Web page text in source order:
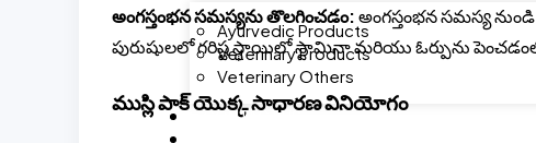
Ayurvedic Products
Veterinary Products
Veterinary Others
CONTACT US
అంగస్తంభన సమస్యను తొలగించడం:అంగస్తంభన సమస్య
పురుషులలో గరిష్ట స్థాయిలో స్టామినా మరియు ఓర్పును
ముస్లి పాక్ యొక్క సాధారణ వినియోగం